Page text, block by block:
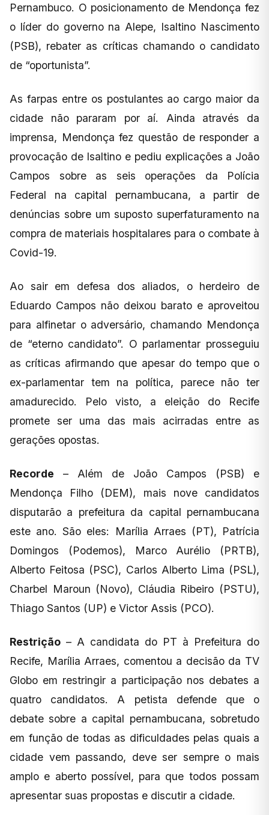
Pernambuco. O posicionamento de Mendonça fez
o líder do governo na Alepe, Isaltino Nascimento
(PSB), rebater as críticas chamando o candidato
de “oportunista”.
As farpas entre os postulantes ao cargo maior da
cidade não pararam por aí. Ainda através da
imprensa, Mendonça fez questão de responder a
provocação de Isaltino e pediu explicações a João
Campos sobre as seis operações da Polícia
Federal na capital pernambucana, a partir de
denúncias sobre um suposto superfaturamento na
compra de materiais hospitalares para o combate à
Covid-19.
Ao sair em defesa dos aliados, o herdeiro de
Eduardo Campos não deixou barato e aproveitou
para alfinetar o adversário, chamando Mendonça
de “eterno candidato”. O parlamentar prosseguiu
as críticas afirmando que apesar do tempo que o
ex-parlamentar tem na política, parece não ter
amadurecido. Pelo visto, a eleição do Recife
promete ser uma das mais acirradas entre as
gerações opostas.
Recorde – Além de João Campos (PSB) e
Mendonça Filho (DEM), mais nove candidatos
disputarão a prefeitura da capital pernambucana
este ano. São eles: Marília Arraes (PT), Patrícia
Domingos (Podemos), Marco Aurélio (PRTB),
Alberto Feitosa (PSC), Carlos Alberto Lima (PSL),
Charbel Maroun (Novo), Cláudia Ribeiro (PSTU),
Thiago Santos (UP) e Victor Assis (PCO).
Restrição – A candidata do PT à Prefeitura do
Recife, Marília Arraes, comentou a decisão da TV
Globo em restringir a participação nos debates a
quatro candidatos. A petista defende que o
debate sobre a capital pernambucana, sobretudo
em função de todas as dificuldades pelas quais a
cidade vem passando, deve ser sempre o mais
amplo e aberto possível, para que todos possam
apresentar suas propostas e discutir a cidade.